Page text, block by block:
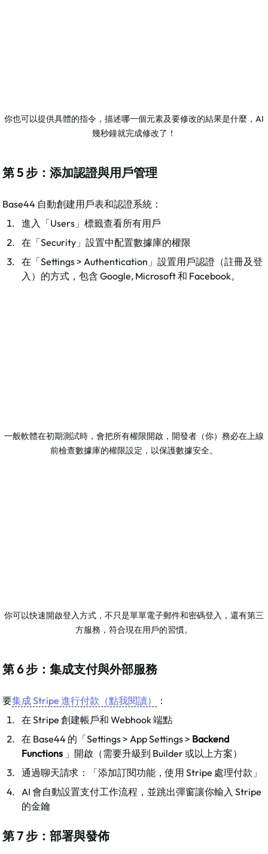
你也可以提供具體的指令，描述哪一個元素及要修改的結果是什麼，AI
幾秒鐘就完成修改了！
第 5 步：添加認證與用戶管理
Base44 自動創建用戶表和認證系統：​
進入「Users」標籤查看所有用戶
在「Security」設置中配置數據庫的權限
在「Settings > Authentication」設置用戶認證（註冊及登
入）的方式，包含 Google, Microsoft 和 Facebook。
一般軟體在初期測試時，會把所有權限開啟，開發者（你）務必在上線
前檢查數據庫的權限設定，以保護數據安全。
你可以快速開啟登入方式，不只是單單電子郵件和密碼登入，還有第三
方服務，符合現在用戶的習慣。
第 6 步：集成支付與外部服務
要集成 Stripe 進行付款（點我閱讀）
：​
在 Stripe 創建帳戶和 Webhook 端點
在 Base44 的「Settings > App Settings > Backend
Functions 」開啟（需要升級到 Builder 或以上方案）
通過聊天請求：「添加訂閱功能，使用 Stripe 處理付款」
AI 會自動設置支付工作流程，並跳出彈窗讓你輸入 Stripe
的金鑰
第 7 步：部署與發佈